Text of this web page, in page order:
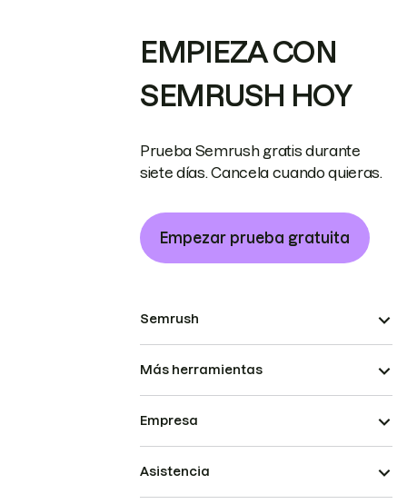
EMPIEZA CON
SEMRUSH HOY
Prueba Semrush gratis durante
siete días. Cancela cuando quieras.
Empezar prueba gratuita
Semrush
Más herramientas
Empresa
Asistencia